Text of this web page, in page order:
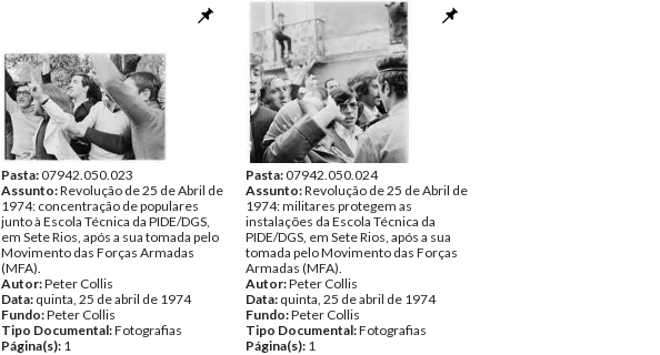
Pasta:07942.050.023
Assunto:Revolução de 25 de Abril de
1974: concentração de populares
junto à Escola Técnica da PIDE/DGS,
em Sete Rios, após a sua tomada pelo
Movimento das Forças Armadas
(MFA).
Autor:Peter Collis
Data: quinta, 25 de abril de 1974
Fundo:Peter Collis
Tipo Documental:Fotografias
Página(s): 1
Pasta:07942.050.024
Assunto:Revolução de 25 de Abril de
1974: militares protegem as
instalações da Escola Técnica da
PIDE/DGS, em Sete Rios, após a sua
tomada pelo Movimento das Forças
Armadas (MFA).
Autor:Peter Collis
Data: quinta, 25 de abril de 1974
Fundo:Peter Collis
Tipo Documental:Fotografias
Página(s): 1